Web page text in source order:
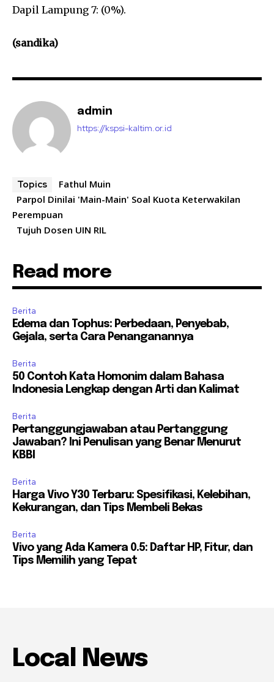
Dapil Lampung 7: (0%).
(sandika)
admin
https://kspsi-kaltim.or.id
Topics
Fathul Muin
Parpol Dinilai 'Main-Main' Soal Kuota Keterwakilan
Perempuan
Tujuh Dosen UIN RIL
Read more
Berita
Edema dan Tophus: Perbedaan, Penyebab,
Gejala, serta Cara Penanganannya
Berita
50 Contoh Kata Homonim dalam Bahasa
Indonesia Lengkap dengan Arti dan Kalimat
Berita
Pertanggungjawaban atau Pertanggung
Jawaban? Ini Penulisan yang Benar Menurut
KBBI
Berita
Harga Vivo Y30 Terbaru: Spesifikasi, Kelebihan,
Kekurangan, dan Tips Membeli Bekas
Berita
Vivo yang Ada Kamera 0.5: Daftar HP, Fitur, dan
Tips Memilih yang Tepat
Local News